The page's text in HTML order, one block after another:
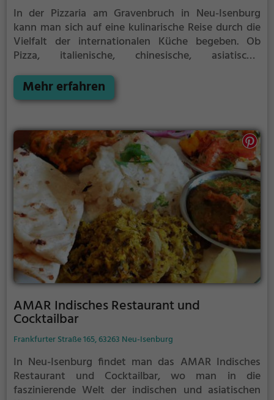
In der Pizzaria am Gravenbruch in Neu-Isenburg
kann man sich auf eine kulinarische Reise durch die
Vielfalt der internationalen Küche begeben. Ob
Pizza, italienische, chinesische, asiatische,
kommt jeder auf seine Kosten. Das gemütliche
Ambiente lädt zum Verweilen ein und die breite
ab. Tauche ein in die Welt der Aromen und entdecke
die Vielfalt der Geschmäcker im Herzen von Neu-
Isenburg.
Mehr erfahren
AMAR Indisches Restaurant und
Cocktailbar
Frankfurter Straße 165, 63263 Neu-Isenburg
In Neu-Isenburg findet man das AMAR Indisches
Restaurant und Cocktailbar, wo man in die
faszinierende Welt der indischen und asiatischen